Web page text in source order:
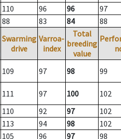
110 96 96
97
88 83 84 88
Swarming
drive
Varroa-
index
Total
breeding
value
109 97 98 99
111 97 100
102
110 92 97
102
113 94 98
102
105 96 97
98